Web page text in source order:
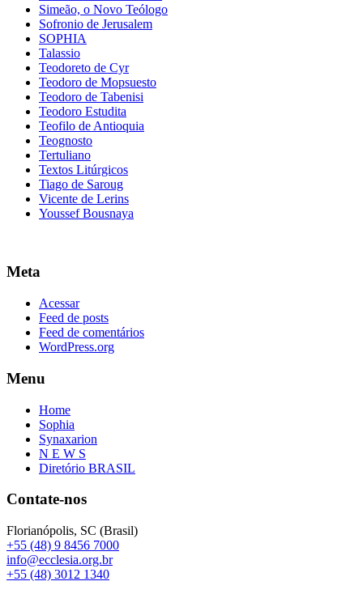
Simeão, o Novo Teólogo
Sofronio de Jerusalem
SOPHIA
Talassio
Teodoreto de Cyr
Teodoro de Mopsuesto
Teodoro de Tabenisi
Teodoro Estudita
Teofilo de Antioquia
Teognosto
Tertuliano
Textos Litúrgicos
Tiago de Saroug
Vicente de Lerins
Youssef Bousnaya
Meta
Acessar
Feed de posts
Feed de comentários
WordPress.org
Menu
Home
Sophia
Synaxarion
N E W S
Diretório BRASIL
Contate-nos
Florianópolis, SC (Brasil)
+55 (48) 9 8456 7000
info@ecclesia.org.br
+55 (48) 3012 1340